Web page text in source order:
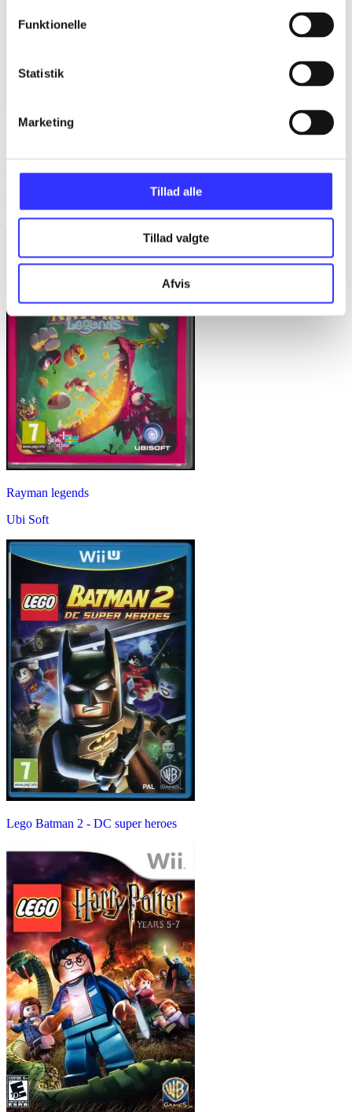
Funktionelle
Statistik
Marketing
Tillad alle
Tillad valgte
Afvis
Rayman
Rayman legends
Ubi Soft
Lego Batman 2 - DC super heroes